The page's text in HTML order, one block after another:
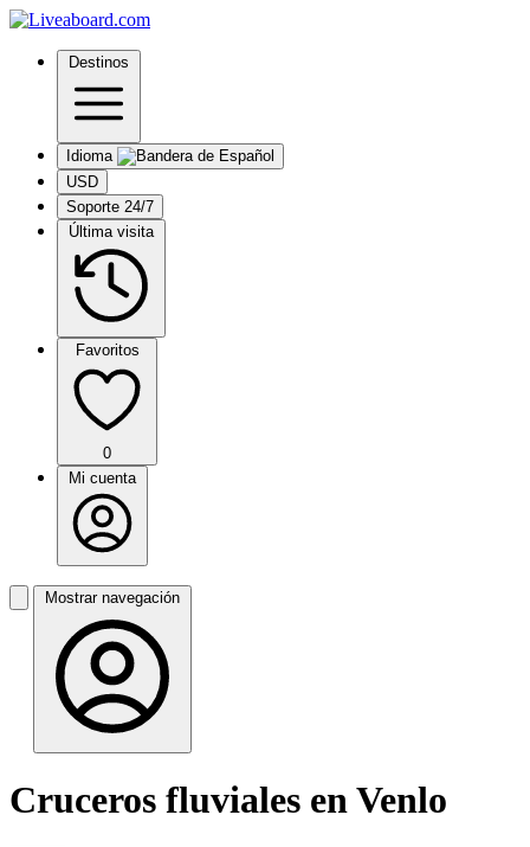
Destinos
Idioma
USD
Soporte 24/7
Última visita
Favoritos
0
Mi cuenta
Mostrar navegación
Cruceros fluviales en Venlo